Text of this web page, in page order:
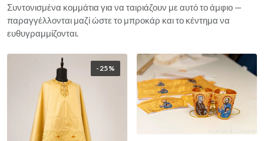
Συντονισμένα κομμάτια για να ταιριάζουν με αυτό το άμφιο —
παραγγέλλονται μαζί ώστε το μπροκάρ και το κέντημα να
ευθυγραμμίζονται.
-25%